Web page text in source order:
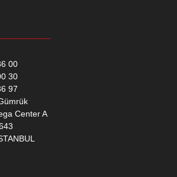
00
30
97
Center A